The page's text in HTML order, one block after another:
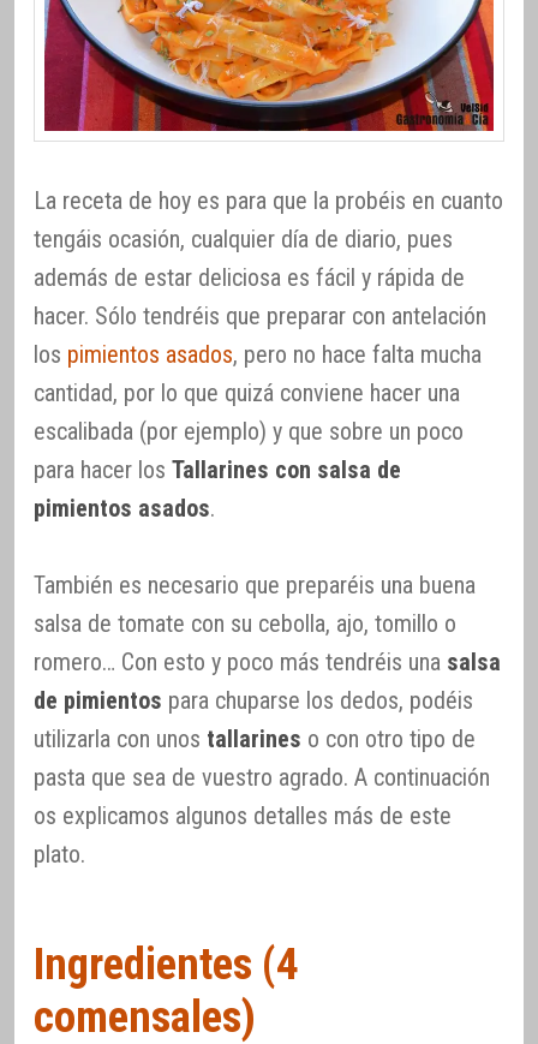
La receta de hoy es para que la probéis en cuanto
tengáis ocasión, cualquier día de diario, pues
además de estar deliciosa es fácil y rápida de
hacer. Sólo tendréis que preparar con antelación
los pimientos asados, pero no hace falta mucha
cantidad, por lo que quizá conviene hacer una
escalibada (por ejemplo) y que sobre un poco
para hacer los Tallarines con salsa de
pimientos asados.
También es necesario que preparéis una buena
salsa de tomate con su cebolla, ajo, tomillo o
romero… Con esto y poco más tendréis una salsa
de pimientos para chuparse los dedos, podéis
utilizarla con unos tallarines o con otro tipo de
pasta que sea de vuestro agrado. A continuación
os explicamos algunos detalles más de este
plato.
Ingredientes (4
comensales)